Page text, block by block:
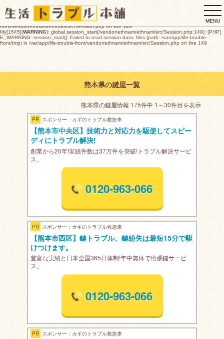
E_WARNING: session_start(): open(/var/app/life-trouble-
front/tmp/
O_RDWR) failed: デバイスに空き領域がありません (28) in /var/app/life-trouble-
front/vendor/ethnam/ethnam/src/Session.php on line 149
My[1545](WARNING): global.session_start(/vendor/ethnam/ethnam/src/Session.php:149): [PHP]
E_WARNING: session_start(): Failed to read session data: files (path: /var/app/life-trouble-
front/tmp) in /var/app/life-trouble-front/vendor/ethnam/ethnam/src/Session.php on line 149
MENU
熊本県の鍵屋一覧
熊本県の鍵屋情報 175件中 1～30件目を表示
PR スポンサー：カギのトラブル救急車
【熊本市中央区】技術力と対応力を駆使してスピー
ディにトラブル解決!
創業から20年!実績件数は37万件を突破!トラブル解決サービ
ス。
0120-963-066
PR スポンサー：カギのトラブル救急車
【熊本市西区】鍵トラブル、鍵紛失は最短15分で駆
けつけます。
豊富な実績と日本全国365日体制!年中無休で出張鍵サービ
ス。
0120-963-066
PR スポンサー：カギのトラブル救急車